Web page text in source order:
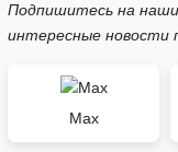
Подпишитесь на
интересные новости
Max